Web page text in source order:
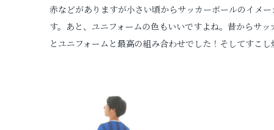
赤などがありますが小さい頃からサッカーボールのイメ
す。あと、ユニフォームの色もいいですよね。昔からサ
とユニフォームと最高の組み合わせでした！そしてすこし